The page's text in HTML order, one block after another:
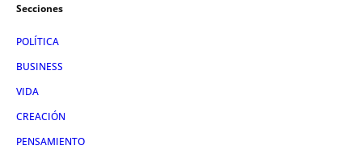
Secciones
POLÍTICA
BUSINESS
VIDA
CREACIÓN
PENSAMIENTO